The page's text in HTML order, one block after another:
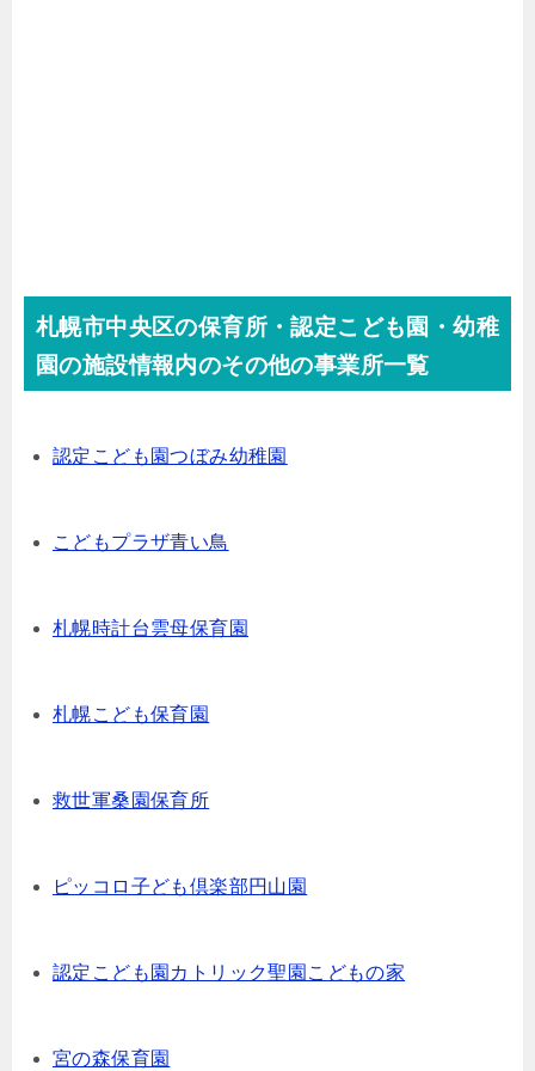
札幌市中央区の保育所・認定こども園・幼稚
園の施設情報内のその他の事業所一覧
認定こども園つぼみ幼稚園
こどもプラザ青い鳥
札幌時計台雲母保育園
札幌こども保育園
救世軍桑園保育所
ピッコロ子ども倶楽部円山園
認定こども園カトリック聖園こどもの家
宮の森保育園